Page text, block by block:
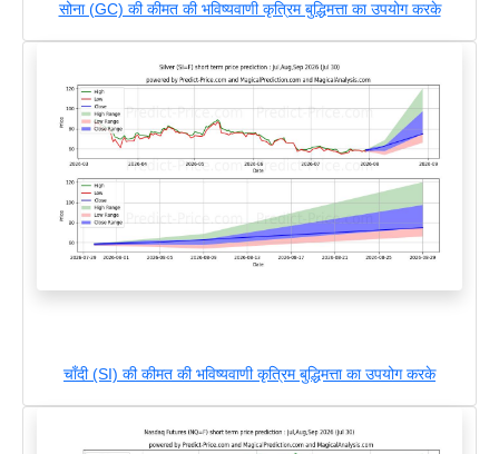
सोना (GC) की कीमत की भविष्यवाणी कृत्रिम बुद्धिमत्ता का उपयोग करके
चाँदी (SI) की कीमत की भविष्यवाणी कृत्रिम बुद्धिमत्ता का उपयोग करके